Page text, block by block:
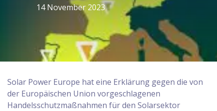
14 November 2023
Solar Power Europe hat eine Erklärung gegen die von
der Europäischen Union vorgeschlagenen
Handelsschutzmaßnahmen für den Solarsektor